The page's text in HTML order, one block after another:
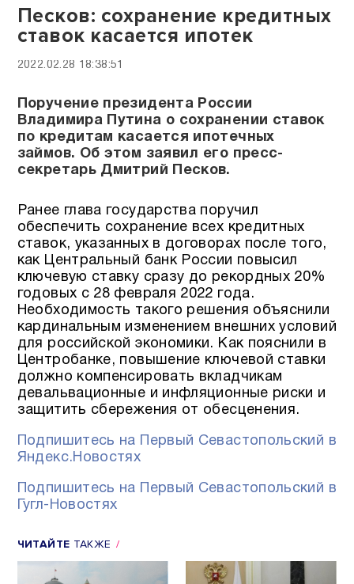
Песков: сохранение кредитных
ставок касается ипотек
2022.02.28 18:38:51
Поручение президента России
Владимира Путина о сохранении ставок
по кредитам касается ипотечных
займов. Об этом заявил его пресс-
секретарь Дмитрий Песков.
Ранее глава государства поручил
обеспечить сохранение всех кредитных
ставок, указанных в договорах после того,
как Центральный банк России повысил
ключевую ставку сразу до рекордных 20%
годовых с 28 февраля 2022 года.
Необходимость такого решения объяснили
кардинальным изменением внешних условий
для российской экономики. Как пояснили в
Центробанке, повышение ключевой ставки
должно компенсировать вкладчикам
девальвационные и инфляционные риски и
защитить сбережения от обесценения.
Подпишитесь на Первый Севастопольский в
Яндекс.Новостях
Подпишитесь на Первый Севастопольский в
Гугл-Новостях
ЧИТАЙТЕ ТАКЖЕ